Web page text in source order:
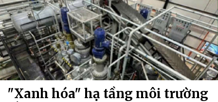
"Xanh hóa" hạ tầng môi trường